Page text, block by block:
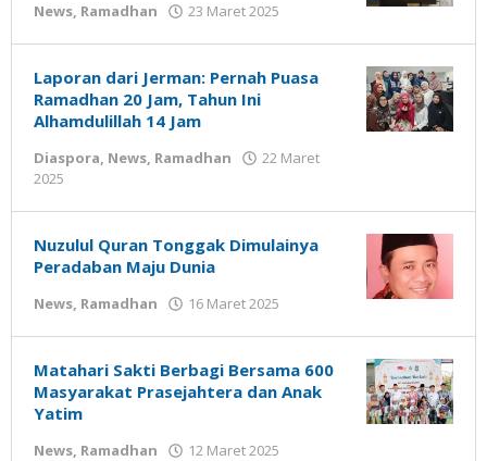
News, Ramadhan 23 Maret 2025
Susanto
Laporan dari Jerman: Pernah Puasa
Ramadhan 20 Jam, Tahun Ini
Alhamdulillah 14 Jam
Diaspora, News, Ramadhan
22 Maret
2025
Susanto
Nuzulul Quran Tonggak Dimulainya
Peradaban Maju Dunia
News, Ramadhan 16 Maret 2025
Susanto
Matahari Sakti Berbagi Bersama 600
Masyarakat Prasejahtera dan Anak
Yatim
News, Ramadhan 12 Maret 2025